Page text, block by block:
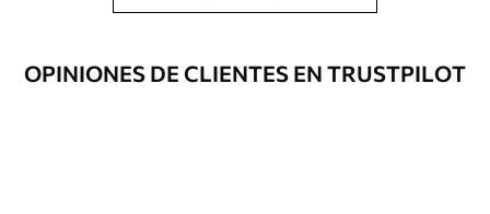
OPINIONES DE CLIENTES EN TRUSTPILOT